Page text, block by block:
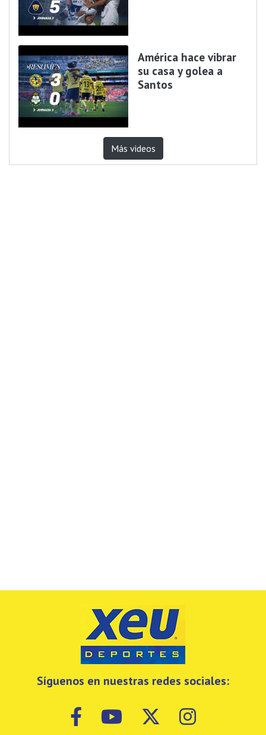
América hace vibrar
su casa y golea a
Santos
Más videos
Síguenos en nuestras redes sociales: